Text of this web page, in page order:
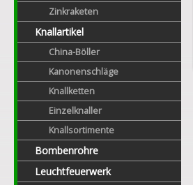
Zinkraketen
Knallartikel
China-Böller
Kanonenschläge
Knallketten
Einzelknaller
Knallsortimente
Bombenrohre
Leuchtfeuerwerk